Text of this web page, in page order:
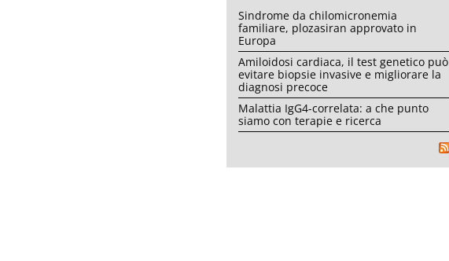
Sindrome da chilomicronemia
familiare, plozasiran approvato in
Europa
Amiloidosi cardiaca, il test genetico può
evitare biopsie invasive e migliorare la
diagnosi precoce
Malattia IgG4-correlata: a che punto
siamo con terapie e ricerca